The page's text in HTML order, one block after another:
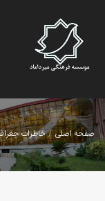
صفحه اصلی خاطرات